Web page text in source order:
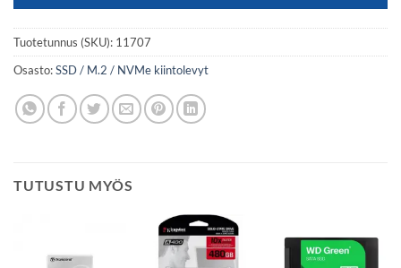
Tuotetunnus (SKU): 11707
Osasto:SSD / M.2 / NVMe kiintolevyt
TUTUSTU MYÖS